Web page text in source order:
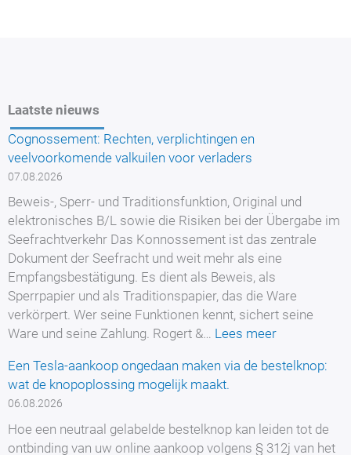
Laatste nieuws
Cognossement: Rechten, verplichtingen en
veelvoorkomende valkuilen voor verladers
07.08.2026
Beweis-, Sperr- und Traditionsfunktion, Original und
elektronisches B/L sowie die Risiken bei der Übergabe im
Seefrachtverkehr Das Konnossement ist das zentrale
Dokument der Seefracht und weit mehr als eine
Empfangsbestätigung. Es dient als Beweis, als
Sperrpapier und als Traditionspapier, das die Ware
verkörpert. Wer seine Funktionen kennt, sichert seine
Ware und seine Zahlung. Rogert &… Lees meer:
(Bill
Rechte,
Pflichten
Een Tesla-aankoop ongedaan maken via de bestelknop:
wat de knopoplossing mogelijk maakt.
06.08.2026
Hoe een neutraal gelabelde bestelknop kan leiden tot de
ontbinding van uw online aankoop volgens § 312j van het